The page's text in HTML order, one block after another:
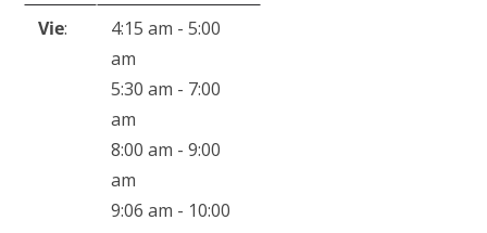
Vie: 4:15 am - 5:00
am
5:30 am - 7:00
am
8:00 am - 9:00
am
9:06 am - 10:00